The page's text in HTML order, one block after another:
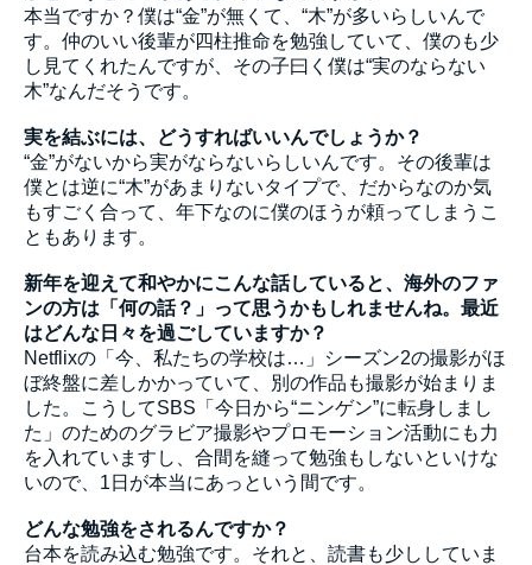
本当ですか？僕は“金”が無くて、“木”が多いらしいんで
す。仲のいい後輩が四柱推命を勉強していて、僕のも少
し見てくれたんですが、その子曰く僕は“実のならない
木”なんだそうです。
実を結ぶには、どうすればいいんでしょうか？
“金”がないから実がならないらしいんです。その後輩は
僕とは逆に“木”があまりないタイプで、だからなのか気
もすごく合って、年下なのに僕のほうが頼ってしまうこ
ともあります。
新年を迎えて和やかにこんな話していると、海外のファ
ンの方は「何の話？」って思うかもしれませんね。最近
はどんな日々を過ごしていますか？
Netflixの「今、私たちの学校は…」シーズン2の撮影がほ
ぼ終盤に差しかかっていて、別の作品も撮影が始まりま
した。こうしてSBS「今日から“ニンゲン”に転身しまし
た」のためのグラビア撮影やプロモーション活動にも力
を入れていますし、合間を縫って勉強もしないといけな
いので、1日が本当にあっという間です。
どんな勉強をされるんですか？
台本を読み込む勉強です。それと、読書も少ししていま